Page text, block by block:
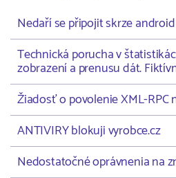
Nedaří se připojit skrze
Technická porucha v
zobrazení a prenusu dát.
Žiadosť o povolenie XML-RPC
ANTIVIRY blokuji vyrobce.cz
Nedostatočné oprávnenia na